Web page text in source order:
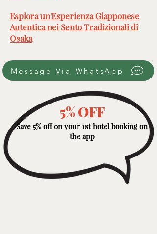
Esplora un'Esperienza Giapponese
Autentica nei Sento Tradizionali di
Osaka
Message Via WhatsApp
5% OFF
Save 5% off on your 1st hotel booking on
the app